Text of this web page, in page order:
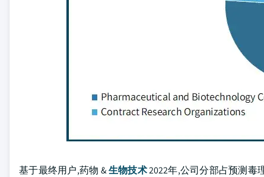
基于最终用户,药物 &生物技术2022年,公司分部占预测毒